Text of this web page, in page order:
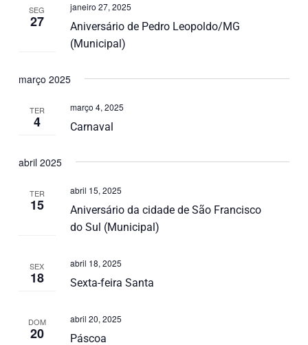
SEG
27
Aniversário de Pedro Leopoldo/MG
(Municipal)
janeiro 27, 2025
março 2025
TER
4 Carnaval
março 4, 2025
abril 2025
TER
15
Aniversário da cidade de São Francisco
do Sul (Municipal)
abril 15, 2025
SEX
18 Sexta-feira Santa
abril 18, 2025
DOM
20 Páscoa
abril 20, 2025